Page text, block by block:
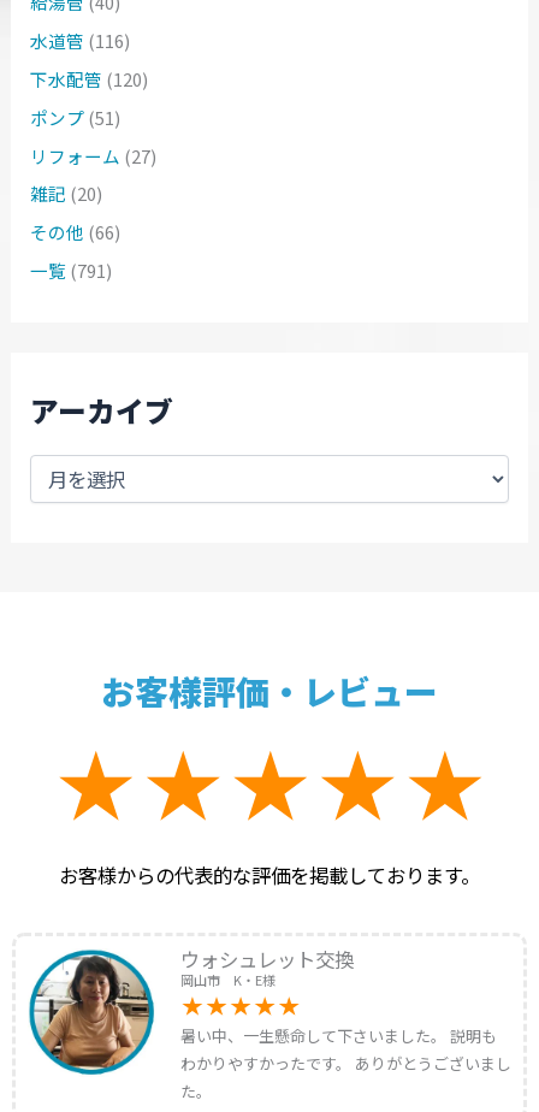
水道管 (116)
下水配管 (120)
ポンプ(51)
リフォーム (27)
雑記 (20)
その他 (66)
一覧(791)
アーカイブ
お客様評価・レビュー
お客様からの代表的な評価を掲載しております。
ウォシュレット交換
岡山市 K・E様
暑い中、一生懸命して下さいました。 説明も
わかりやすかったです。 ありがとうございまし
た。